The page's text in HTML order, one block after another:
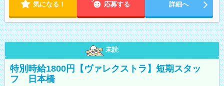
気になる！ 応募する 詳細へ
未読
特別時給1800円【ヴァレクストラ】短期スタッ
フ 日本橋